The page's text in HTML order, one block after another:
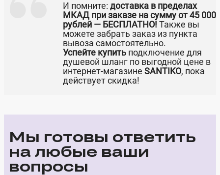
И помните: доставка в пределах
МКАД при заказе на сумму от 45 000
рублей — БЕСПЛАТНО! Также вы
можете забрать заказ из пункта
вывоза самостоятельно.
Успейте купить подключение для
душевой шланг по выгодной цене в
интернет-магазине SANTIKO, пока
действует скидка!
Мы готовы ответить
на любые ваши
вопросы